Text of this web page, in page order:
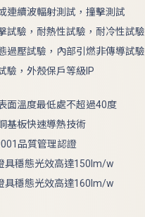
連續波輻射測試，撞擊測試
試驗，耐熱性試驗，耐冷性試驗
過壓試驗，內部引燃非傳導試驗
驗，外殼保戶等級IP
面溫度最低處不超過40度
基板快速導熱技術
品質管理認證
穩態光效高達150lm/w
穩態光效高達160lm/w